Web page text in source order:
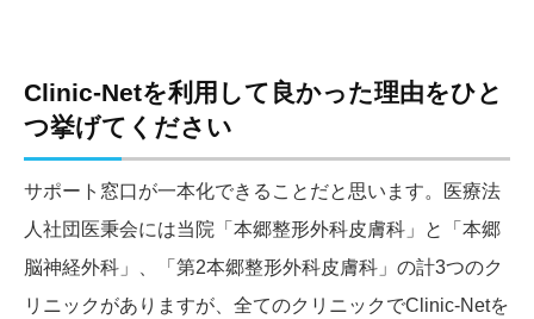
Clinic-Netを利用して良かった理由をひと
つ挙げてください
サポート窓口が一本化できることだと思います。医療法
人社団医秉会には当院「本郷整形外科皮膚科」と「本郷
脳神経外科」、「第2本郷整形外科皮膚科」の計3つのク
リニックがありますが、全てのクリニックでClinic-Netを